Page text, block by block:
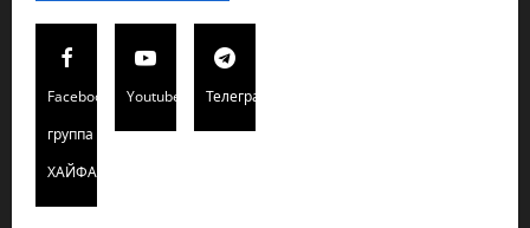
Facebook
группа
ХАЙФАИНФО
Youtube Телеграмм